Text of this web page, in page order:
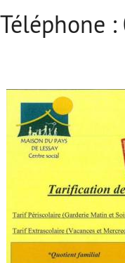
Téléphone